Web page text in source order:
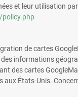
et leur utilisation
de cartes
informations
des cartes
États-Unis.